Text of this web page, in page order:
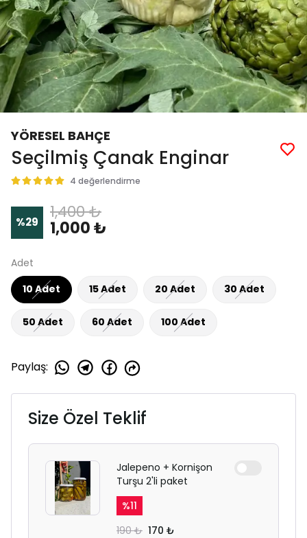
YÖRESEL BAHÇE
Seçilmiş Çanak Enginar
4 değerlendirme
%29 1,400 ₺
1,000 ₺
Adet
10 Adet
15 Adet 20 Adet 30 Adet
50 Adet 60 Adet 100 Adet
Paylaş:
Size Özel Teklif
Jalepeno + Kornişon
Turşu 2'li paket
%11
190 ₺ 170 ₺